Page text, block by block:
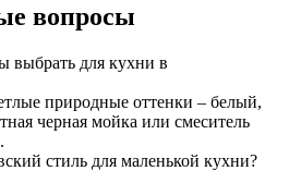
вопросы
выбрать для кухни в
природные оттенки – белый,
черная мойка или смеситель
стиль для маленькой кухни?